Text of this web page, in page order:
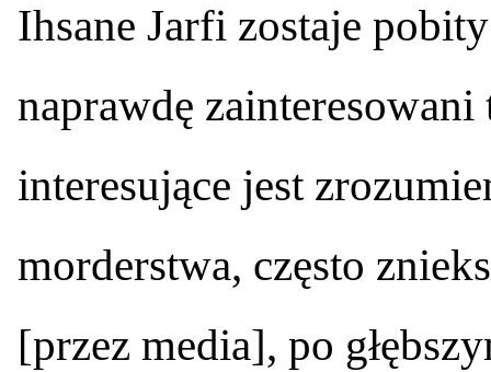
Ihsane Jarfi zostaje
naprawdę
interesujące jest
morderstwa, często
[przez media], po